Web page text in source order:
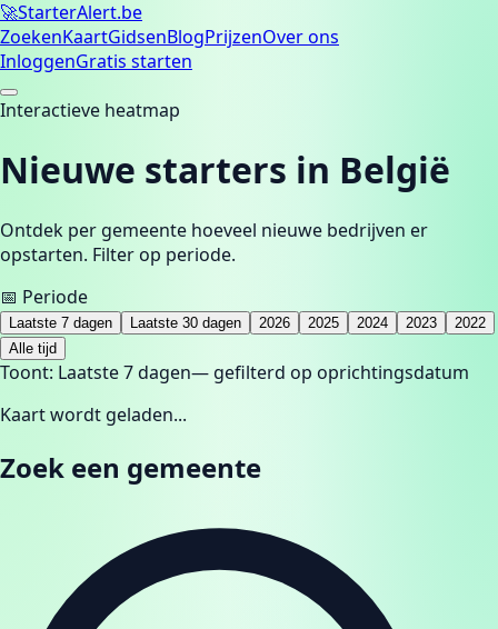
🚀StarterAlert.be
ZoekenKaartGidsenBlogPrijzenOver ons
InloggenGratis starten
Interactieve heatmap
Nieuwe starters in België
Ontdek per gemeente hoeveel nieuwe bedrijven er
opstarten. Filter op periode.
📅 Periode
Laatste 7 dagen Laatste 30 dagen 2026 2025 2024 2023
2022
Alle tijd
Toont: Laatste 7 dagen— gefilterd op oprichtingsdatum
Kaart wordt geladen...
Zoek een gemeente